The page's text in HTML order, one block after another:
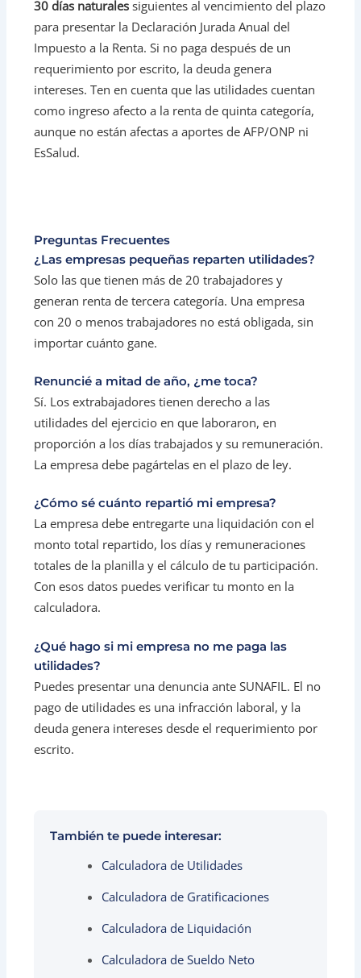
30 días naturales siguientes al vencimiento del plazo
para presentar la Declaración Jurada Anual del
Impuesto a la Renta. Si no paga después de un
requerimiento por escrito, la deuda genera
intereses. Ten en cuenta que las utilidades cuentan
como ingreso afecto a la renta de quinta categoría,
aunque no están afectas a aportes de AFP/ONP ni
EsSalud.
Preguntas Frecuentes
¿Las empresas pequeñas reparten utilidades?
Solo las que tienen más de 20 trabajadores y
generan renta de tercera categoría. Una empresa
con 20 o menos trabajadores no está obligada, sin
importar cuánto gane.
Renuncié a mitad de año, ¿me toca?
Sí. Los extrabajadores tienen derecho a las
utilidades del ejercicio en que laboraron, en
proporción a los días trabajados y su remuneración.
La empresa debe pagártelas en el plazo de ley.
¿Cómo sé cuánto repartió mi empresa?
La empresa debe entregarte una liquidación con el
monto total repartido, los días y remuneraciones
totales de la planilla y el cálculo de tu participación.
Con esos datos puedes verificar tu monto en la
calculadora.
¿Qué hago si mi empresa no me paga las
utilidades?
Puedes presentar una denuncia ante SUNAFIL. El no
pago de utilidades es una infracción laboral, y la
deuda genera intereses desde el requerimiento por
escrito.
También te puede interesar:
Calculadora de Utilidades
Calculadora de Gratificaciones
Calculadora de Liquidación
Calculadora de Sueldo Neto